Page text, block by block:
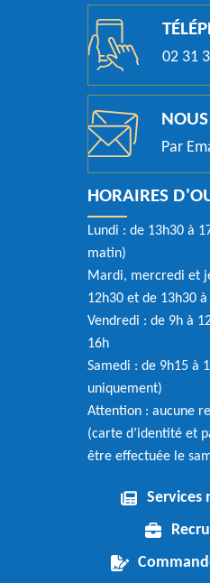
02 31
Par
HORAIRES
Lundi : de 13h30 à
matin)
Mardi, mercredi et
12h30 et de 13h30 à
Vendredi : de 9h à
16h
Samedi : de 9h15 à
uniquement)
Attention : aucune
(carte d’identité et
être effectuée le
Services